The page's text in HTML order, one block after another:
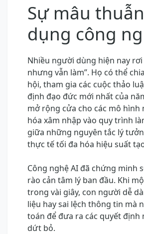
Sự mâu
dụng công
Nhiều người dùng hiện nay
nhưng vẫn làm”. Họ có thể
hội, tham gia các cuộc thảo
định đạo đức mới nhất của
mở rộng cửa cho các mô
hóa xâm nhập vào quy trình
giữa những nguyên tắc lý
thực tế tối đa hóa hiệu suất
Công nghệ AI đã chứng minh
rào cản tâm lý ban đầu. Khi
trong vài giây, con người dễ
liệu hay sai lệch thông tin mà
toán để đưa ra các quyết
dứt bỏ.